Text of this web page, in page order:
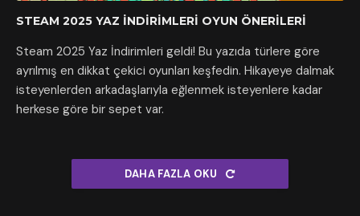
STEAM 2025 YAZ İNDIRIMLERI OYUN ÖNERILERI
Steam 2025 Yaz İndirimleri geldi! Bu yazıda türlere göre
ayrılmış en dikkat çekici oyunları keşfedin. Hikayeye dalmak
isteyenlerden arkadaşlarıyla eğlenmek isteyenlere kadar
herkese göre bir sepet var.
DAHA FAZLA OKU